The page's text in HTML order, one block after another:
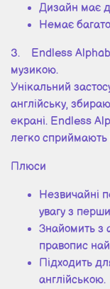
Дизайн має
Немає
3. Endless
музикою.
Унікальний
англійську,
екрані. Endless
легко сприймають
Плюси
Незвичайні
увагу з
Знайомить з
правопис
Підходить
англійською.